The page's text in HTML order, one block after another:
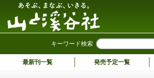
キーワード検索
最新刊一覧 発売予定一覧